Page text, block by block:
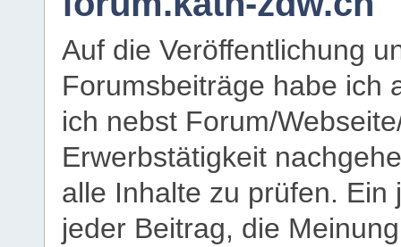
Auf die Veröffentlichung
Forumsbeiträge habe ich
ich nebst Forum/
Erwerbstätigkeit
alle Inhalte zu prüfen.
jeder Beitrag, die